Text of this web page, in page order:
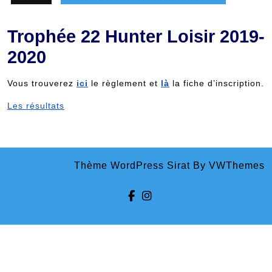
Trophée 22 Hunter Loisir 2019-
2020
Vous trouverez ici le règlement et là la fiche d’inscription.
Les résultats
Thème WordPress Sirat By VWThemes
Facebook
Instagram